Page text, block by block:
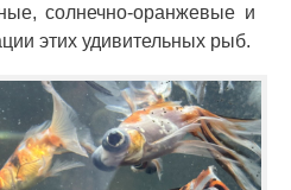
солнечно-оранжевые и
этих удивительных рыб.